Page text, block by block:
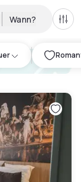
Wann? Alle